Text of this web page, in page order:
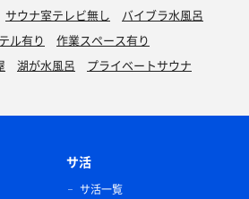
サウナ室テレビ無し
バイブラ水風呂
ル有り
作業スペース有り
湖が水風呂 プライベートサウナ
サ活
サ活一覧